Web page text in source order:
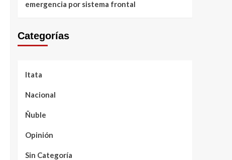
emergencia por sistema frontal
Categorías
Itata
Nacional
Ñuble
Opinión
Sin Categoría